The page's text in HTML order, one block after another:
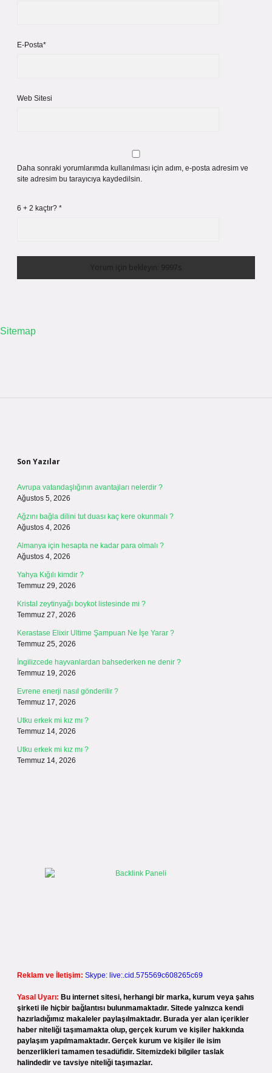
E-Posta*
Web Sitesi
Daha sonraki yorumlarımda kullanılması için adım, e-posta adresim ve
site adresim bu tarayıcıya kaydedilsin.
6 + 2 kaçtır? *
Sitemap
Son Yazılar
Avrupa vatandaşlığının avantajları nelerdir ?
Ağustos 5, 2026
Ağzını bağla dilini tut duası kaç kere okunmalı ?
Ağustos 4, 2026
Almanya için hesapta ne kadar para olmalı ?
Ağustos 4, 2026
Yahya Kığılı kimdir ?
Temmuz 29, 2026
Kristal zeytinyağı boykot listesinde mi ?
Temmuz 27, 2026
Kerastase Elixir Ultime Şampuan Ne İşe Yarar ?
Temmuz 25, 2026
İngilizcede hayvanlardan bahsederken ne denir ?
Temmuz 19, 2026
Evrene enerji nasıl gönderilir ?
Temmuz 17, 2026
Utku erkek mi kız mı ?
Temmuz 14, 2026
Utku erkek mi kız mı ?
Temmuz 14, 2026
Reklam ve İletişim: Skype: live:.cid.575569c608265c69
Yasal Uyarı: Bu internet sitesi, herhangi bir marka, kurum veya şahıs
şirketi ile hiçbir bağlantısı bulunmamaktadır. Sitede yalnızca kendi
hazırladığımız makaleler paylaşılmaktadır. Burada yer alan içerikler
haber niteliği taşımamakta olup, gerçek kurum ve kişiler hakkında
paylaşım yapılmamaktadır. Gerçek kurum ve kişiler ile isim
benzerlikleri tamamen tesadüfidir. Sitemizdeki bilgiler taslak
halindedir ve tavsiye niteliği taşımazlar.